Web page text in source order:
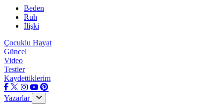
Beden
Ruh
İlişki
Çocuklu Hayat
Güncel
Video
Testler
Kaydettiklerim
Yazarlar